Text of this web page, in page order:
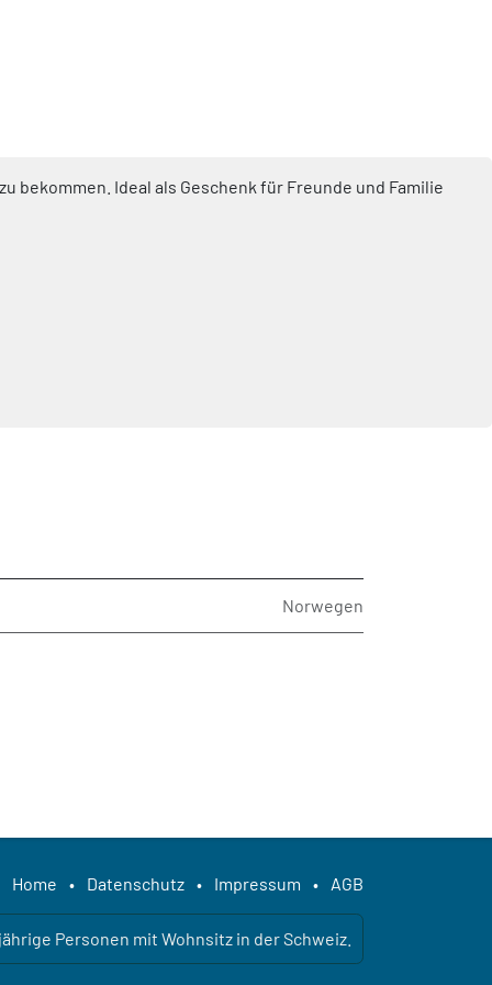
Ideal als Geschenk für Freunde und Familie
Norwegen
Home • Datenschutz • Impressum • AGB
Personen mit Wohnsitz in der Schweiz.